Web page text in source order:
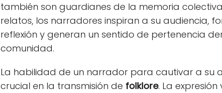
también son guardianes de la memoria
relatos, los narradores inspiran a su audiencia,
reflexión y generan un sentido de pertenencia
comunidad.
La habilidad de un narrador para cautivar a su
crucial en la transmisión de folklore. La expresión